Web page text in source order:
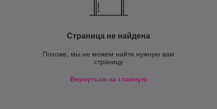
Страница не найдена
Похоже, мы не можем найти нужную вам
страницу
Вернуться на главную